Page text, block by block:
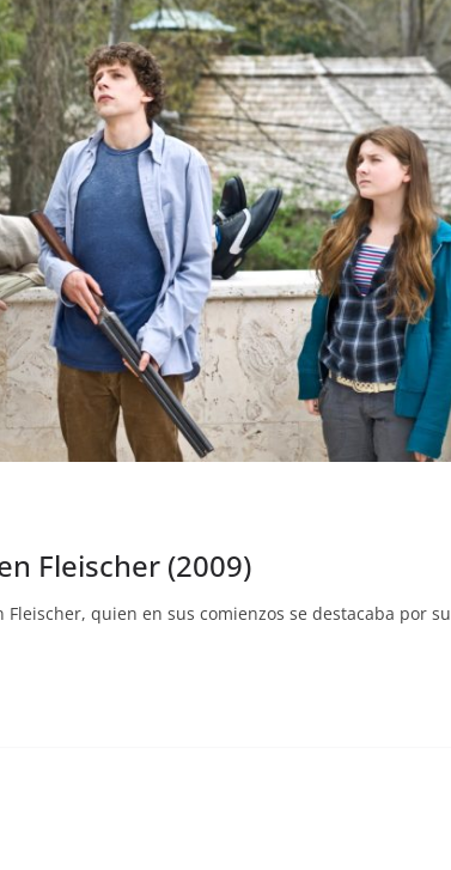
Fleischer (2009)
quien en sus comienzos se destacaba por su